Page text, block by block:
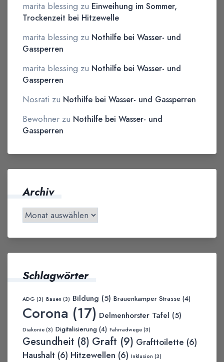
marita blessing zu Einweihung im Sommer,
Trockenzeit bei Hitzewelle
marita blessing zu Nothilfe bei Wasser- und
Gassperren
marita blessing zu Nothilfe bei Wasser- und
Gassperren
Nosrati zu Nothilfe bei Wasser- und Gassperren
Bewohnerzu Nothilfe bei Wasser- und
Gassperren
Archiv
Schlagwörter
ADG (3) Bauen (3) Bildung (5) Brauenkamper Strasse (4)
Corona (17) Delmenhorster Tafel (5)
Diakonie (3) Digitalisierung (4) Fahrradwege (3)
Gesundheit (8) Graft (9) Grafttoilette (6)
Haushalt (6) Hitzewellen (6) Inklusion (3)